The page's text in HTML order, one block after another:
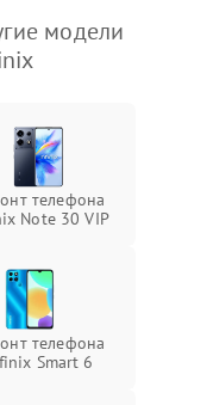
модели
телефона
Note 30 VIP
телефона
Smart 6